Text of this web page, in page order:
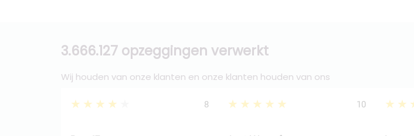
3.666.127 opzeggingen verwerkt
Wij houden van onze klanten en onze klanten houden van ons
★★★★★ 8 ★★★★★ 10